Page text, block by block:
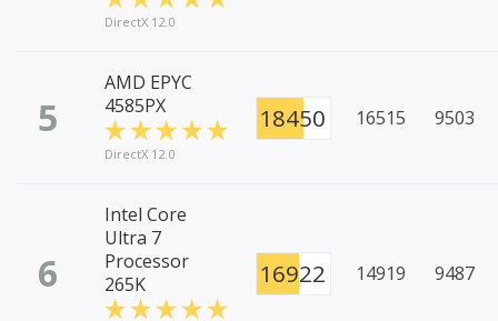
DirectX 12.0
5
AMD EPYC
4585PX
DirectX 12.0
18450 16515 9503
6
Intel Core
Ultra 7
Processor
265K
16922 14919 9487